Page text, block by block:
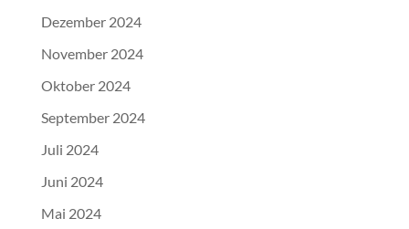
Dezember 2024
November 2024
Oktober 2024
September 2024
Juli 2024
Juni 2024
Mai 2024